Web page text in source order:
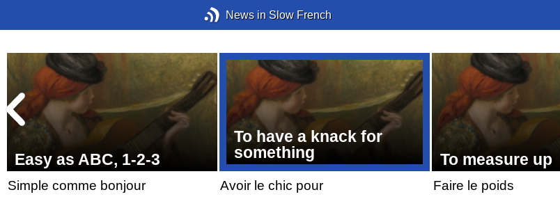
News in Slow French
Easy as ABC, 1-2-3
Simple comme bonjour
To have a knack for
something
Avoir le chic pour
To measure up
Faire le poids